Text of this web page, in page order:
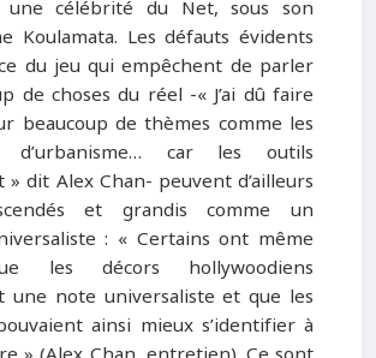
une célébrité du Net, sous son
Koulamata. Les défauts évidents
du jeu qui empêchent de parler
de choses du réel -« J’ai dû faire
beaucoup de thèmes comme les
d’urbanisme… car les outils
» dit Alex Chan- peuvent d’ailleurs
et grandis comme un
: « Certains ont même
les décors hollywoodiens
une note universaliste et que les
ainsi mieux s’identifier à